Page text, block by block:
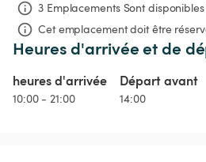
3 Emplacements Sont disponibles
Cet emplacement doit être
Heures d'arrivée et de
heures d'arrivée
10:00 - 21:00
Départ avant
14:00